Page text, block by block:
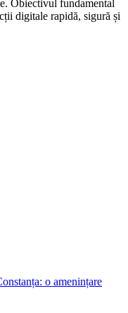
Obiectivul fundamental
digitale rapidă, sigură și